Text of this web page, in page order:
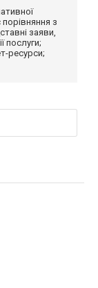
з
заяви,
послуги;
ресурси;